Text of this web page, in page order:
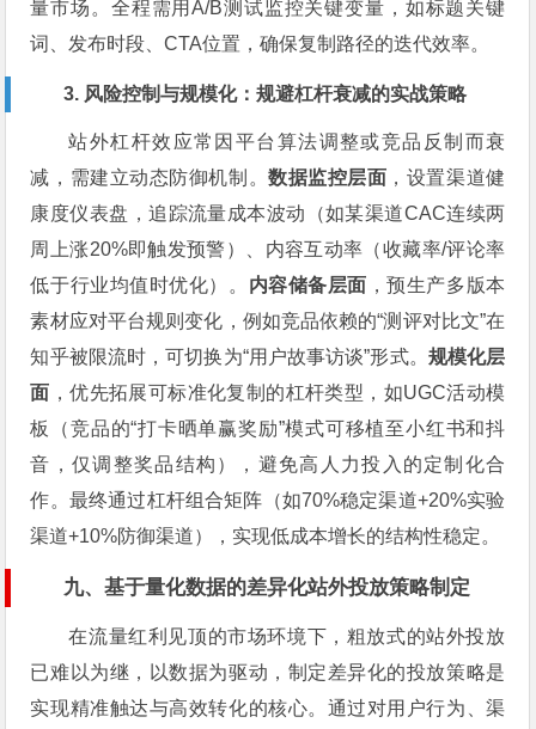
量市场。全程需用A/B测试监控关键变量，如标题关键
词、发布时段、CTA位置，确保复制路径的迭代效率。
3. 风险控制与规模化：规避杠杆衰减的实战策略
站外杠杆效应常因平台算法调整或竞品反制而衰
减，需建立动态防御机制。数据监控层面 ，设置渠道健
康度仪表盘，追踪流量成本波动（如某渠道CAC连续两
周上涨20%即触发预警）、内容互动率（收藏率/评论率
低于行业均值时优化）。 内容储备层面 ，预生产多版本
素材应对平台规则变化，例如竞品依赖的“测评对比文”在
知乎被限流时，可切换为“用户故事访谈”形式。 规模化层
面 ，优先拓展可标准化复制的杠杆类型，如UGC活动模
板（竞品的“打卡晒单赢奖励”模式可移植至小红书和抖
音，仅调整奖品结构），避免高人力投入的定制化合
作。最终通过杠杆组合矩阵（如70%稳定渠道+20%实验
渠道+10%防御渠道），实现低成本增长的结构性稳定。
九、基于量化数据的差异化站外投放策略制定
在流量红利见顶的市场环境下，粗放式的站外投放
已难以为继，以数据为驱动，制定差异化的投放策略是
实现精准触达与高效转化的核心。通过对用户行为、渠